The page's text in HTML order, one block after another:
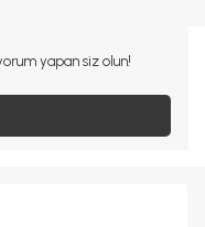
yapan siz olun!